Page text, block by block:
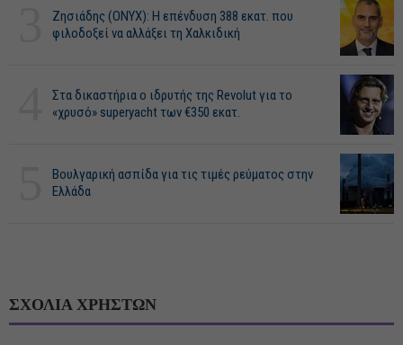
Ζησιάδης (ONYX): Η επένδυση 388 εκατ. που
φιλοδοξεί να αλλάξει τη Χαλκιδική
Στα δικαστήρια ο ιδρυτής της Revolut για το
«χρυσό» superyacht των €350 εκατ.
Βουλγαρική ασπίδα για τις τιμές ρεύματος στην
Ελλάδα
ΣΧΟΛΙΑ ΧΡΗΣΤΩΝ